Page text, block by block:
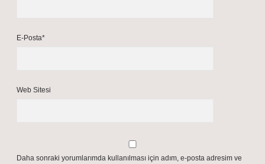
E-Posta*
Web Sitesi
Daha sonraki yorumlarımda kullanılması için adım, e-posta adresim ve